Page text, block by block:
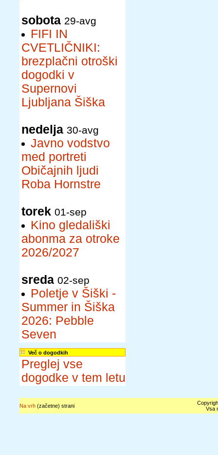
sobota 29-avg
FIFI IN
CVETLIČNIKI:
brezplačni otroški
dogodki v
Supernovi
Ljubljana Šiška
nedelja 30-avg
Javno vodstvo
med portreti
Običajnih ljudi
Roba Hornstre
torek 01-sep
Kino gledališki
abonma za otroke
2026/2027
sreda 02-sep
Poletje v Šiški -
Summer in Šiška
2026: Pebble
Seven
Več o dogodkih
Preglej vse
dogodke v tem letu
Na vrh(začetne) strani
Vsa